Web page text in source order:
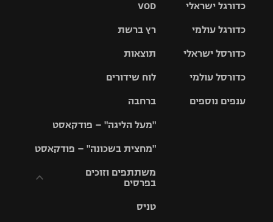
VOD
רץ ברשת
תוצאות
לוח שידורים
ברחבה
"מעל הליגה" – פודקאסט
"מחצית בשכונה" – פודקאסט
משתתפים וזוכים
בפרסים
טניס
כדורגל ישראלי
גביע הטוטו
כדורגל עולמי
האלופות
ליגה
כדורסל ישראלי
סל
כדורסל עולמי
ענפים נוספים